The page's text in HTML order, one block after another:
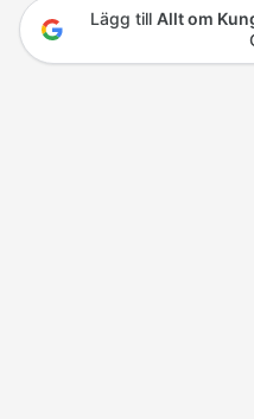
Lägg till Allt om